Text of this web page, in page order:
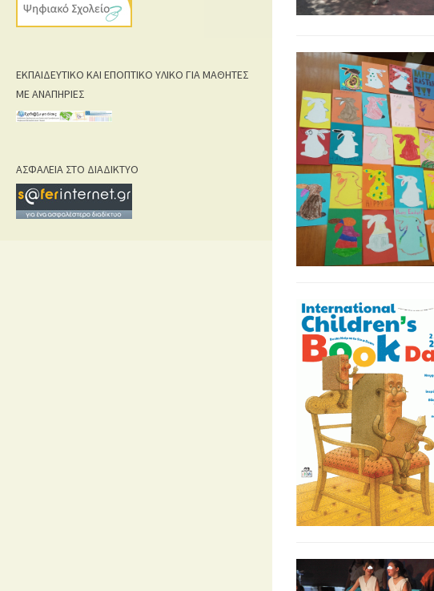
ΕΚΠΑΙΔΕΥΤΙΚΟ ΚΑΙ ΕΠΟΠΤΙΚΟ ΥΛΙΚΟ ΓΙΑ ΜΑΘΗΤΕΣ
ΜΕ ΑΝΑΠΗΡΙΕΣ
ΑΣΦΑΛΕΙΑ ΣΤΟ ΔΙΑΔΙΚΤΥΟ